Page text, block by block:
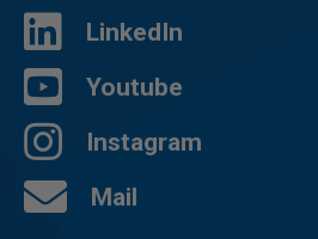
LinkedIn
Youtube
Instagram
Mail